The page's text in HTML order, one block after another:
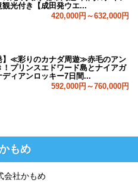
観光付き【成田発ウエ...
420,000円～632,000円
】≪彩りのカナダ周遊≫赤毛のアン
！プリンスエドワード島とナイアガ
ディアンロッキー7日間...
592,000円～760,000円
もめ
会社かもめ